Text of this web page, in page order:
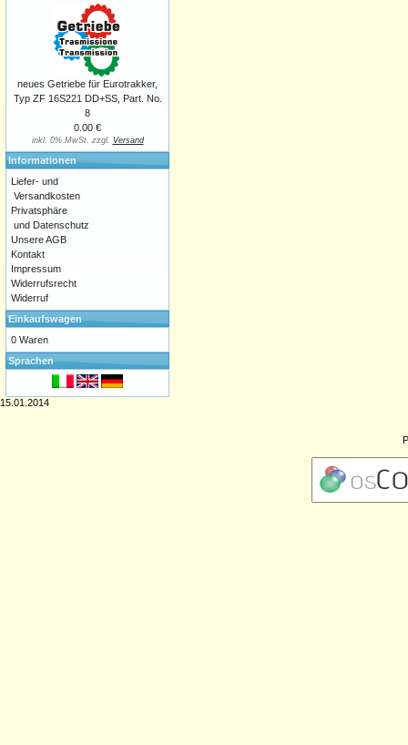
neues Getriebe für Eurotrakker,
Typ ZF 16S221 DD+SS, Part. No.
8
0.00 €
inkl. 0% MwSt. zzgl. Versand
Informationen
Liefer- und
Versandkosten
Privatsphäre
und Datenschutz
Unsere AGB
Kontakt
Impressum
Widerrufsrecht
Widerruf
Einkaufswagen
0 Waren
Sprachen
15.01.2014